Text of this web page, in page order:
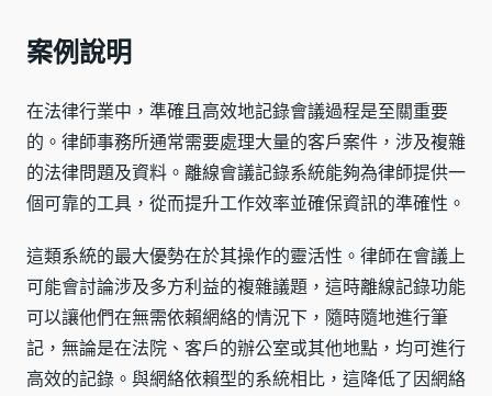
案例說明
在法律行業中，準確且高效地記錄會議過程是至關重要
的。律師事務所通常需要處理大量的客戶案件，涉及複雜
的法律問題及資料。離線會議記錄系統能夠為律師提供一
個可靠的工具，從而提升工作效率並確保資訊的準確性。
這類系統的最大優勢在於其操作的靈活性。律師在會議上
可能會討論涉及多方利益的複雜議題，這時離線記錄功能
可以讓他們在無需依賴網絡的情況下，隨時隨地進行筆
記，無論是在法院、客戶的辦公室或其他地點，均可進行
高效的記錄。與網絡依賴型的系統相比，這降低了因網絡